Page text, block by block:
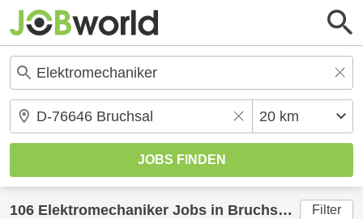
106 Elektromechaniker Jobs in Bruchsal (20 km)
Filter